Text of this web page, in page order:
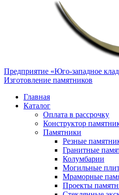
Предприятие «Юго-западное
Изготовление памятников
Главная
Каталог
Оплата в рассрочку
Конструктор
Памятники
Резные
Гранитные
Колумбарии
Могильные
Мраморные
Проекты